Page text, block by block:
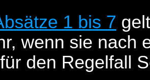
1 bis 7
wenn sie nach
den Regelfall